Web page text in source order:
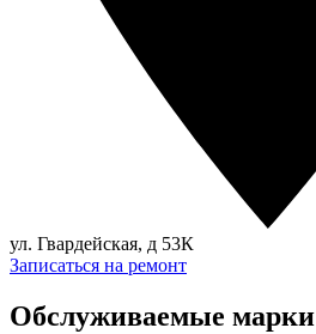
ул. Гвардейская, д 53К
Записаться на ремонт
Обслуживаемые марки